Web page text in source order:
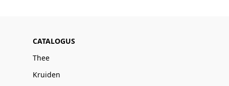
CATALOGUS
Thee
Kruiden